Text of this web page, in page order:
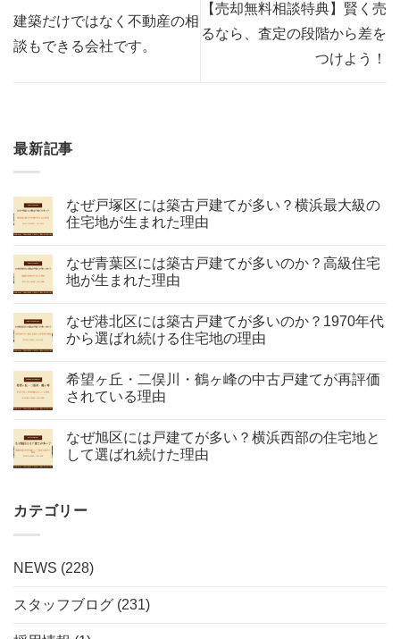
建築だけではなく不動産の相
談もできる会社です。
【売却無料相談特典】賢く売
るなら、査定の段階から差を
つけよう！
最新記事
なぜ戸塚区には築古戸建てが多い？横浜最大級の
住宅地が生まれた理由
なぜ青葉区には築古戸建てが多いのか？高級住宅
地が生まれた理由
なぜ港北区には築古戸建てが多いのか？1970年代
から選ばれ続ける住宅地の理由
希望ヶ丘・二俣川・鶴ヶ峰の中古戸建てが再評価
されている理由
なぜ旭区には戸建てが多い？横浜西部の住宅地と
して選ばれ続けた理由
カテゴリー
NEWS (228)
スタッフブログ (231)